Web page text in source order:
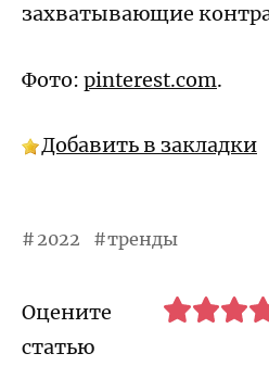
захватывающие
Фото: pinterest.com.
Добавить в закладки
2022 тренды
Оцените
статью